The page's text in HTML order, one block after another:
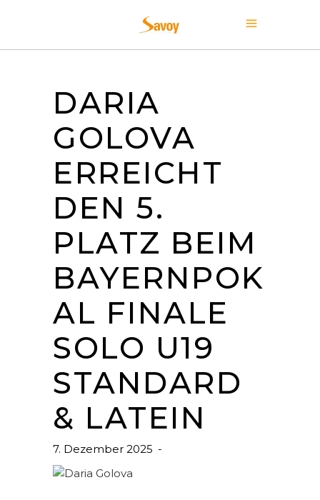
DARIA
GOLOVA
ERREICHT
DEN 5.
PLATZ BEIM
BAYERNPOK
AL FINALE
SOLO U19
STANDARD
& LATEIN
7. Dezember 2025